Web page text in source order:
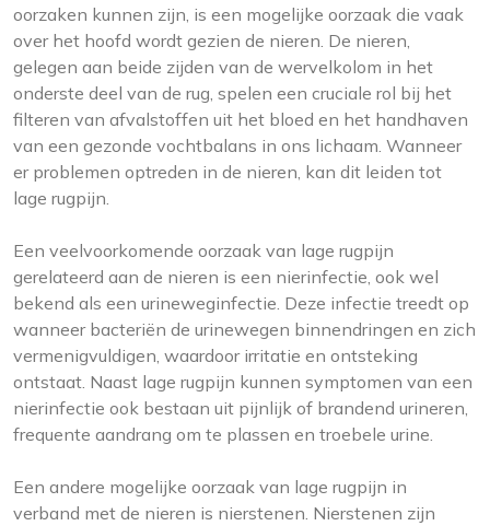
oorzaken kunnen zijn, is een mogelijke oorzaak die vaak
over het hoofd wordt gezien de nieren. De nieren,
gelegen aan beide zijden van de wervelkolom in het
onderste deel van de rug, spelen een cruciale rol bij het
filteren van afvalstoffen uit het bloed en het handhaven
van een gezonde vochtbalans in ons lichaam. Wanneer
er problemen optreden in de nieren, kan dit leiden tot
lage rugpijn.
Een veelvoorkomende oorzaak van lage rugpijn
gerelateerd aan de nieren is een nierinfectie, ook wel
bekend als een urineweginfectie. Deze infectie treedt op
wanneer bacteriën de urinewegen binnendringen en zich
vermenigvuldigen, waardoor irritatie en ontsteking
ontstaat. Naast lage rugpijn kunnen symptomen van een
nierinfectie ook bestaan uit pijnlijk of brandend urineren,
frequente aandrang om te plassen en troebele urine.
Een andere mogelijke oorzaak van lage rugpijn in
verband met de nieren is nierstenen. Nierstenen zijn